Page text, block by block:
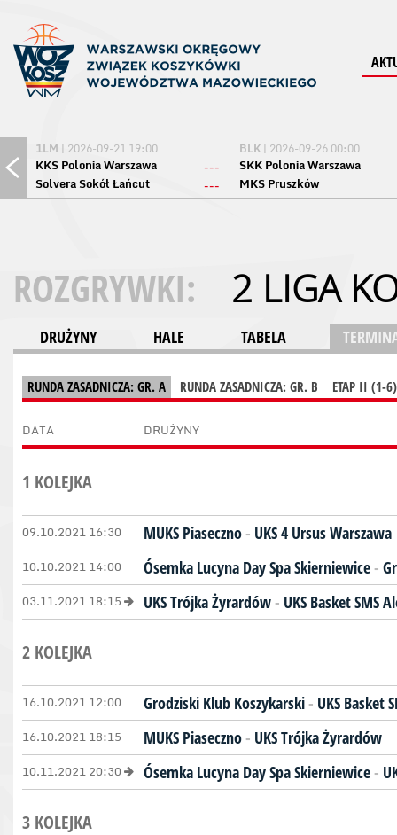
1LM | 2026-09-21 19:00
KKS Polonia Warszawa
---
Solvera Sokół Łańcut
---
BLK | 2026-09-26 00:00
SKK Polonia Warszawa
MKS Pruszków
ROZGRYWKI: 2 LIGA
DRUŻYNY HALE TABELA
RUNDA ZASADNICZA: GR. A RUNDA ZASADNICZA: GR. B ETAP II (1-
DATA DRUŻYNY
1 KOLEJKA
09.10.2021 16:30 MUKS Piaseczno- UKS 4 Ursus Warszawa
10.10.2021 14:00 Ósemka Lucyna Day Spa Skierniewice-
03.11.2021 18:15 UKS Trójka Żyrardów- UKS Basket SMS
2 KOLEJKA
16.10.2021 12:00 Grodziski Klub Koszykarski- UKS Basket
16.10.2021 18:15 MUKS Piaseczno- UKS Trójka Żyrardów
10.11.2021 20:30 Ósemka Lucyna Day Spa Skierniewice-
3 KOLEJKA